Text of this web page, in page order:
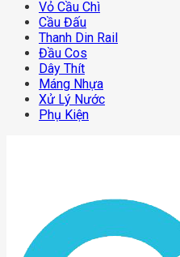
Vỏ Cầu Chì
Cầu Đấu
Thanh Din Rail
Đầu Cos
Dây Thít
Máng Nhựa
Xử Lý Nước
Phụ Kiện